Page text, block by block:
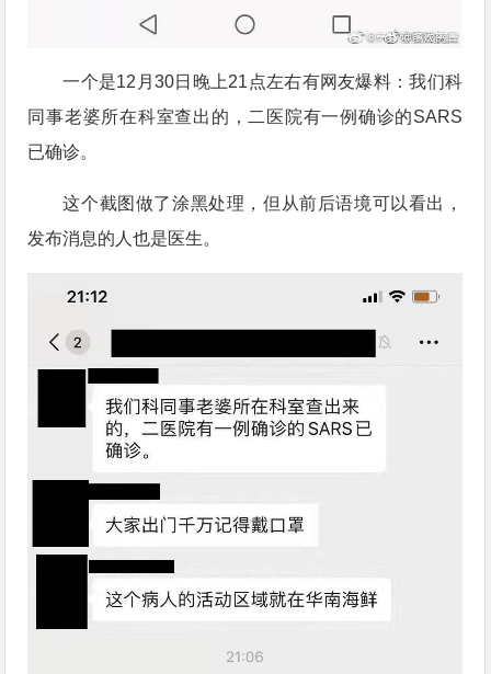
一个是12月30日晚上21点左右有网友爆料：我们科
同事老婆所在科室查出的，二医院有一例确诊的SARS
已确诊。
这个截图做了涂黑处理，但从前后语境可以看出，
发布消息的人也是医生。